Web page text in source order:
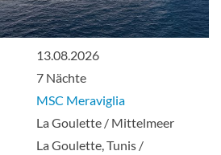
13.08.2026
7 Nächte
MSC Meraviglia
La Goulette / Mittelmeer
La Goulette, Tunis /